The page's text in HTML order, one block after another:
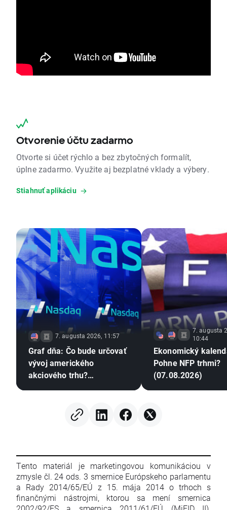
Otvorenie účtu zadarmo
Otvorte si účet rýchlo a bez zbytočných formalít,
úplne zadarmo. Využite aj bezplatné vklady a výbery.
Stiahnuť aplikáciu
7. augusta 2026, 11:57
Graf dňa: Čo bude určovať
vývoj amerického
akciového trhu?
7. augusta
10:44
Ekonomický
Pohne NFP trhmi?
(07.08.2026)
Tento materiál je marketingovou komunikáciou v
zmysle čl. 24 ods. 3 smernice Európskeho parlamentu
a Rady 2014/65/EÚ z 15. mája 2014 o trhoch s
finančnými nástrojmi, ktorou sa mení smernica